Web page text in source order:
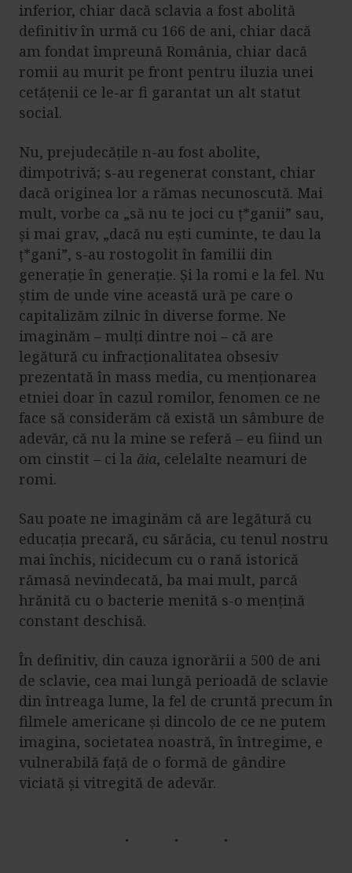
inferior, chiar dacă sclavia a fost abolită
definitiv în urmă cu 166 de ani, chiar dacă
am fondat împreună România, chiar dacă
romii au murit pe front pentru iluzia unei
cetățenii ce le-ar fi garantat un alt statut
social.
Nu, prejudecățile n-au fost abolite,
dimpotrivă; s-au regenerat constant, chiar
dacă originea lor a rămas necunoscută. Mai
mult, vorbe ca „să nu te joci cu ț*ganii” sau,
și mai grav, „dacă nu ești cuminte, te dau la
ț*gani”, s-au rostogolit în familii din
generație în generație. Și la romi e la fel. Nu
știm de unde vine această ură pe care o
capitalizăm zilnic în diverse forme. Ne
imaginăm – mulți dintre noi – că are
legătură cu infracționalitatea obsesiv
prezentată în mass media, cu menționarea
etniei doar în cazul romilor, fenomen ce ne
face să considerăm că există un sâmbure de
adevăr, că nu la mine se referă – eu fiind un
om cinstit – ci la ăia, celelalte neamuri de
romi.
Sau poate ne imaginăm că are legătură cu
educația precară, cu sărăcia, cu tenul nostru
mai închis, nicidecum cu o rană istorică
rămasă nevindecată, ba mai mult, parcă
hrănită cu o bacterie menită s-o mențină
constant deschisă.
În definitiv, din cauza ignorării a 500 de ani
de sclavie, cea mai lungă perioadă de sclavie
din întreaga lume, la fel de cruntă precum în
filmele americane și dincolo de ce ne putem
imagina, societatea noastră, în întregime, e
vulnerabilă față de o formă de gândire
viciată și vitregită de adevăr.